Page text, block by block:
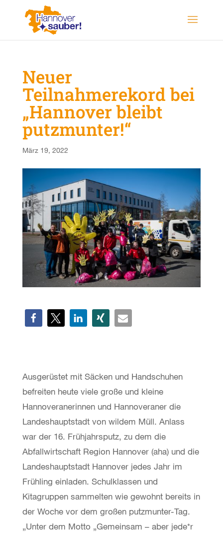
Neuer
Teilnahmerekord bei
„Hannover bleibt
putzmunter!“
März 19, 2022
Ausgerüstet mit Säcken und Handschuhen
befreiten heute viele große und kleine
Hannoveranerinnen und Hannoveraner die
Landeshauptstadt von wildem Müll. Anlass
war der 16. Frühjahrsputz, zu dem die
Abfallwirtschaft Region Hannover (aha) und die
Landeshauptstadt Hannover jedes Jahr im
Frühling einladen. Schulklassen und
Kitagruppen sammelten wie gewohnt bereits in
der Woche vor dem großen putzmunter-Tag.
„Unter dem Motto „Gemeinsam – aber jede*r